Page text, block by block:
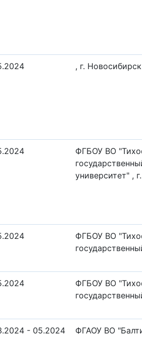
, г. Новосибирск
ФГБОУ ВО
университет" ,
ФГБОУ ВО
ФГБОУ ВО
- 05.2024
ФГАОУ ВО